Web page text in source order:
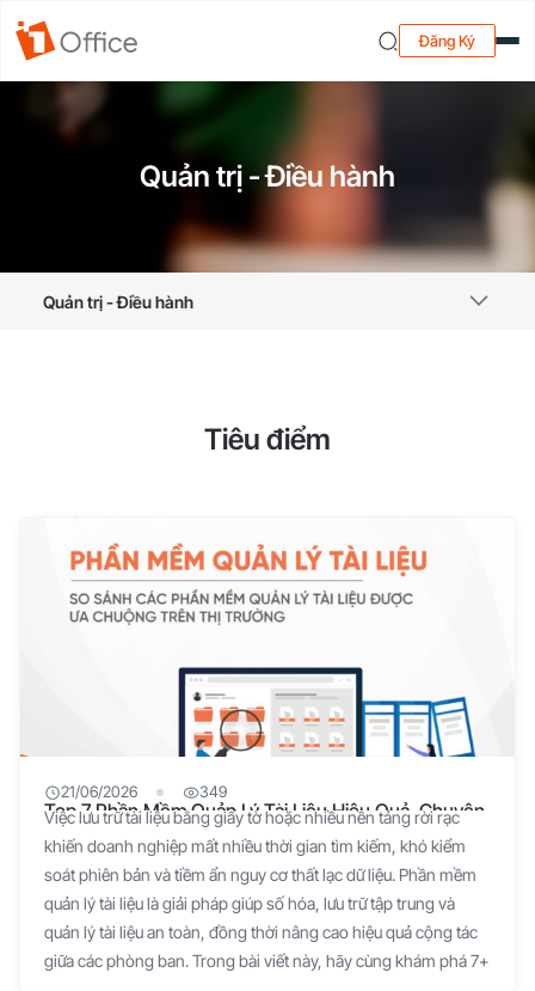
Đăng Ký
Quản trị - Điều hành
Quản trị - Điều hành
Tiêu điểm
21/06/2026 349
Top 7 Phần Mềm Quản Lý Tài Liệu Hiệu Quả, Chuyên
Nghiệp Cho Doanh Nghiệp 2026
Việc lưu trữ tài liệu bằng giấy tờ hoặc nhiều nền tảng rời rạc
khiến doanh nghiệp mất nhiều thời gian tìm kiếm, khó kiểm
soát phiên bản và tiềm ẩn nguy cơ thất lạc dữ liệu. Phần mềm
quản lý tài liệu là giải pháp giúp số hóa, lưu trữ tập trung và
quản lý tài liệu an toàn, đồng thời nâng cao hiệu quả cộng tác
giữa các phòng ban. Trong bài viết này, hãy cùng khám phá 7+